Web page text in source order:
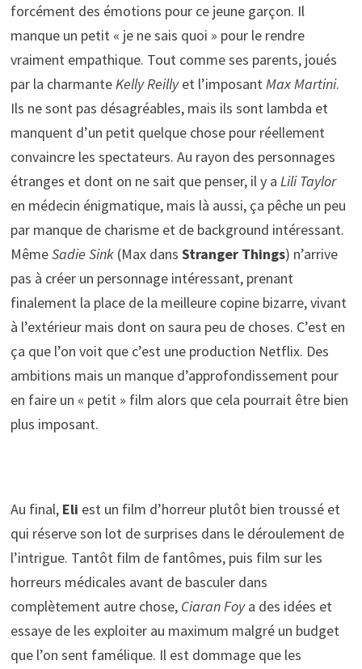
forcément des émotions pour ce jeune garçon. Il
manque un petit « je ne sais quoi » pour le rendre
vraiment empathique. Tout comme ses parents, joués
par la charmante Kelly Reillyet l’imposant Max Martini.
Ils ne sont pas désagréables, mais ils sont lambda et
manquent d’un petit quelque chose pour réellement
convaincre les spectateurs. Au rayon des personnages
étranges et dont on ne sait que penser, il y a Lili Taylor
en médecin énigmatique, mais là aussi, ça pêche un peu
par manque de charisme et de background intéressant.
MêmeSadie Sink(Max dans Stranger Things) n’arrive
pas à créer un personnage intéressant, prenant
finalement la place de la meilleure copine bizarre, vivant
à l’extérieur mais dont on saura peu de choses. C’est en
ça que l’on voit que c’est une production Netflix. Des
ambitions mais un manque d’approfondissement pour
en faire un « petit » film alors que cela pourrait être bien
plus imposant.
Au final, Eli est un film d’horreur plutôt bien troussé et
qui réserve son lot de surprises dans le déroulement de
l’intrigue. Tantôt film de fantômes, puis film sur les
horreurs médicales avant de basculer dans
complètement autre chose, Ciaran Foya des idées et
essaye de les exploiter au maximum malgré un budget
que l’on sent famélique. Il est dommage que les